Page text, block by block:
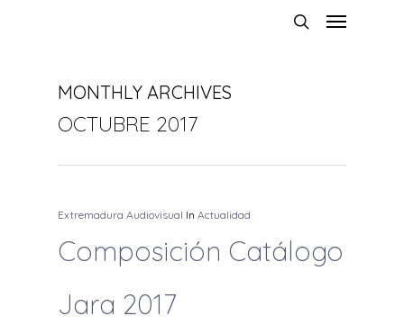
MONTHLY ARCHIVES
OCTUBRE 2017
Extremadura Audiovisual In Actualidad
Composición Catálogo
Jara 2017